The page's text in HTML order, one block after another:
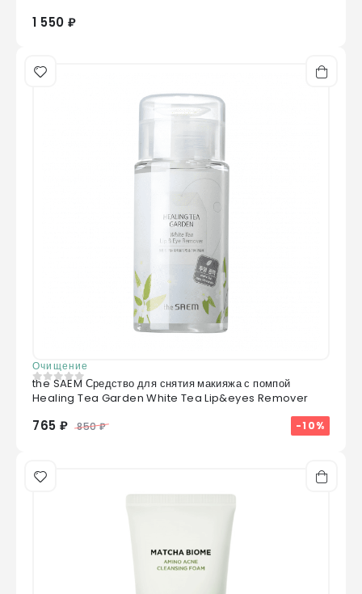
1 550 ₽
Очищение
0 из 5
the SAEM Средство для снятия макияжа с помпой
Healing Tea Garden White Tea Lip&eyes Remover
765 ₽ 850 ₽ -10%